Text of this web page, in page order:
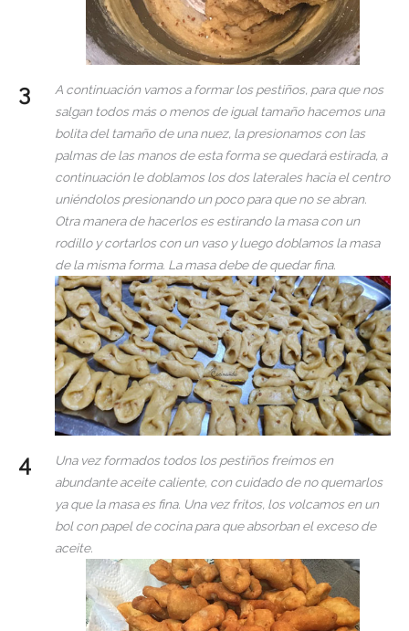
A continuación vamos a formar los pestiños, para que nos
salgan todos más o menos de igual tamaño hacemos una
bolita del tamaño de una nuez, la presionamos con las
palmas de las manos de esta forma se quedará estirada, a
continuación le doblamos los dos laterales hacia el centro
uniéndolos presionando un poco para que no se abran.
Otra manera de hacerlos es estirando la masa con un
rodillo y cortarlos con un vaso y luego doblamos la masa
de la misma forma. La masa debe de quedar fina.
Una vez formados todos los pestiños freímos en
abundante aceite caliente, con cuidado de no quemarlos
ya que la masa es fina. Una vez fritos, los volcamos en un
bol con papel de cocina para que absorban el exceso de
aceite.